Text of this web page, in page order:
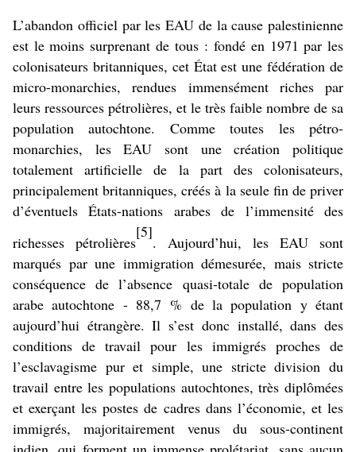
L’abandon officiel par les EAU de la cause palestinienne
est le moins surprenant de tous : fondé en 1971 par les
colonisateurs britanniques, cet État est une fédération de
micro-monarchies, rendues immensément riches par
leurs ressources pétrolières, et le très faible nombre de sa
population autochtone. Comme toutes les pétro-
monarchies, les EAU sont une création politique
totalement artificielle de la part des colonisateurs,
principalement britanniques, créés à la seule fin de priver
d’éventuels États-nations arabes de l’immensité des
richesses pétrolières
[5]
. Aujourd’hui, les EAU sont
marqués par une immigration démesurée, mais stricte
conséquence de l’absence quasi-totale de population
arabe autochtone - 88,7 % de la population y étant
aujourd’hui étrangère. Il s’est donc installé, dans des
conditions de travail pour les immigrés proches de
l’esclavagisme pur et simple, une stricte division du
travail entre les populations autochtones, très diplômées
et exerçant les postes de cadres dans l’économie, et les
immigrés, majoritairement venus du sous-continent